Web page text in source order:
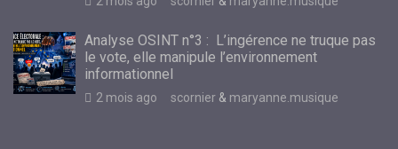
Analyse OSINT n°3 : L’ingérence ne truque pas
le vote, elle manipule l’environnement
informationnel
2 mois ago scornier & maryanne.musique